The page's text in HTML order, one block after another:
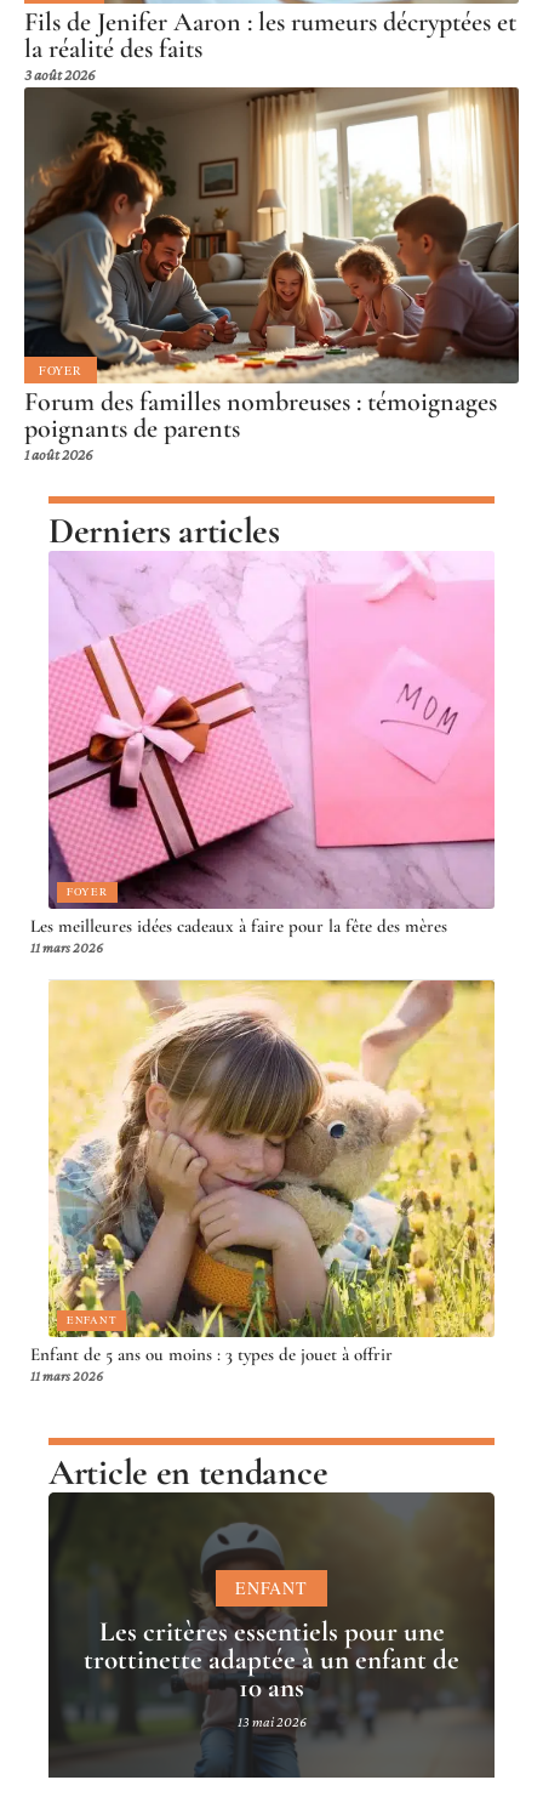
Fils de Jenifer Aaron : les rumeurs décryptées et
la réalité des faits
3 août 2026
FOYER
Forum des familles nombreuses : témoignages
poignants de parents
1 août 2026
Derniers articles
FOYER
Les meilleures idées cadeaux à faire pour la fête des mères
11 mars 2026
ENFANT
Enfant de 5 ans ou moins : 3 types de jouet à offrir
11 mars 2026
Article en tendance
ENFANT
Les critères essentiels pour une
trottinette adaptée à un enfant de
10 ans
13 mai 2026